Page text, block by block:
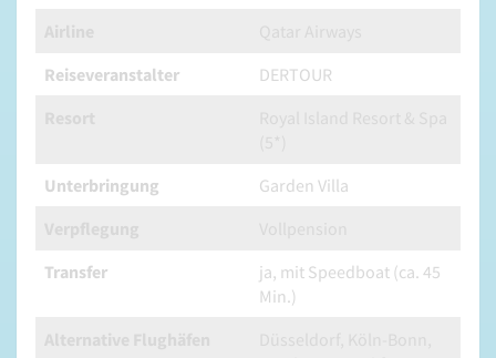
Reiseveranstalter
DERTOUR
Unterbringung
Garden Villa
Transfer
ja, mit Speedboat (ca. 45
Min.)